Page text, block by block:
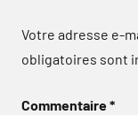
Votre adresse e-
obligatoires sont
Commentaire*